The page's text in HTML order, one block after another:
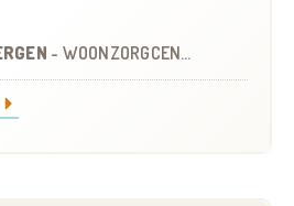
- WOONZORGCENTRUM (WZC)